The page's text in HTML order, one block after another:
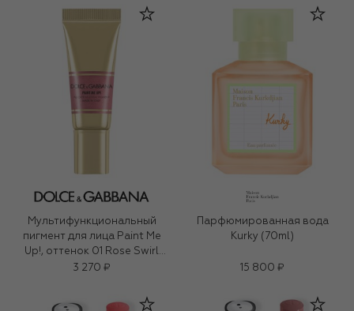
Мультифункциональный
пигмент для лица Paint Me
Up!, оттенок 01 Rose Swirl
(5ml)
3 270 ₽
Парфюмированная вода
Kurky (70ml)
15 800 ₽